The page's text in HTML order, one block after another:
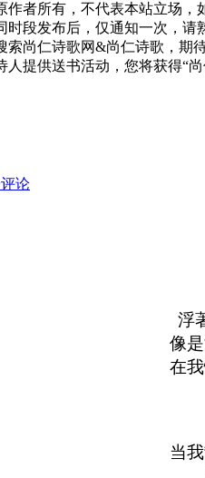
者所有，不代表本站立场，
段发布后，仅通知一次，请
尚仁诗歌网&尚仁诗歌，期
提供送书活动，您将获得“
论
浮
像
在
当